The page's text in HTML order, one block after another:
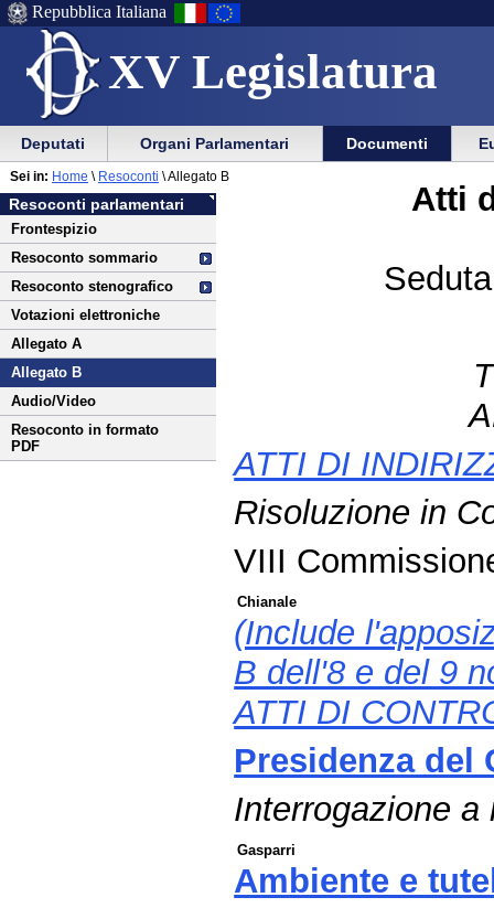
XV Legislatura
Menu
di
ausilio
alla
navigazione
Vai
Menu
di
navigazione
principale
Repubblica Italiana
Menu
di
navigazione
principale
Vai
menu
di
sezione
Deputati Organi Parlamentari Documenti
Vai
al
contenuto
Resoconti parlamentari
Frontespizio
Resoconto sommario
Resoconto stenografico
Votazioni elettroniche
Allegato A
Allegato B
Audio/Video
Resoconto in formato
PDF
Sei in: Home \ Resoconti \ Allegato B
Atti
ATTI DI
Risoluzione in
VIII
Chianale
(Include
B dell'8 e del 9
ATTI DI
Presidenza
Interrogazione a
Gasparri
Ambiente e